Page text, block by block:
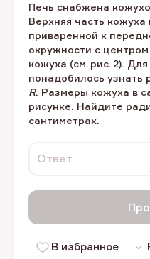
Печь снабжена
Верхняя часть
приваренной к
окружности с
кожуха (см. рис. 2).
понадобилось узнать
R. Размеры кожуха в
рисунке. Найдите
сантиметрах.
Ответ
В избранное